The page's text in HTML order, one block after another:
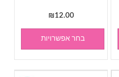
₪12.00
בחר אפשרויות